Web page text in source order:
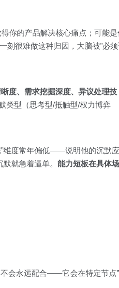
得你的产品解决核心痛点；可能是
刻很难做这种归因，大脑被”必
度、需求挖掘深度、异议处理技
类型（思考型/抵触型/权力博弈
”维度常年偏低——说明他的沉默
就急着逼单。 能力短板在具体
会永远配合——它会在特定节点